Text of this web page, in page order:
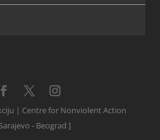
| Centre for Nonviolent Action
- Beograd ]